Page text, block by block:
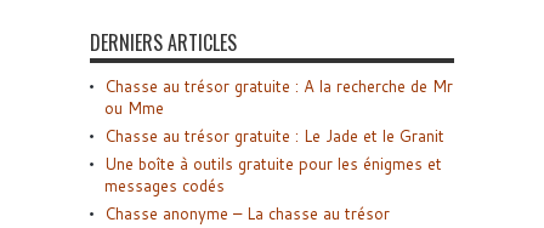
DERNIERS ARTICLES
Chasse au trésor gratuite : A la recherche de Mr
ou Mme
Chasse au trésor gratuite : Le Jade et le Granit
Une boîte à outils gratuite pour les énigmes et
messages codés
Chasse anonyme – La chasse au trésor